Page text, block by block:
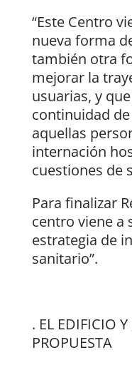
“Este Centro
nueva forma
también otra
mejorar la
usuarias, y
continuidad
aquellas
internación
cuestiones de
Para finalizar
centro viene a
estrategia de
sanitario”.
. EL EDIFICIO
PROPUESTA